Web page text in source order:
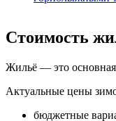
Стоимость
Жильё — это основная
Актуальные цены
бюджетные